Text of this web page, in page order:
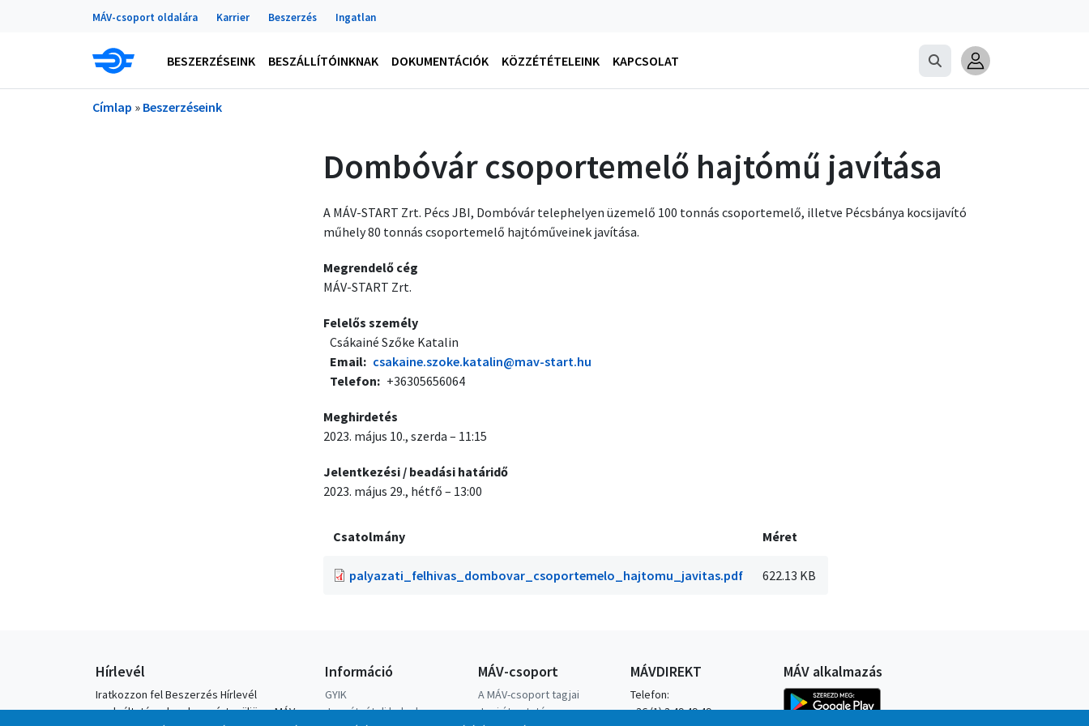
Ugrás a tartalomraPortálok
MÁV-csoport oldalára Karrier Beszerzés Ingatlan
Main navigation
BESZERZÉSEINK BESZÁLLÍTÓINKNAK DOKUMENTÁCIÓK KÖZZÉTÉTELEINK KAPCSOLAT
Morzsa
Címlap Beszerzéseink
Dombóvár csoportemelő hajtómű javítása
A MÁV-START Zrt. Pécs JBI, Dombóvár telephelyen üzemelő 100 tonnás csoportemelő, illetve Pécsbánya kocsijavító
műhely 80 tonnás csoportemelő hajtóműveinek javítása.
Megrendelő cég
MÁV-START Zrt.
Felelős személy
Csákainé Szőke Katalin
Email
csakaine.szoke.katalin@mav-start.hu
Telefon
+36305656064
Meghirdetés
2023. május 10., szerda – 11:15
Jelentkezési / beadási határidő
2023. május 29., hétfő – 13:00
Csatolmány Méret
palyazati_felhivas_dombovar_csoportemelo_hajtomu_javitas.pdf 622.13 KB
Hírlevél
Iratkozzon fel Beszerzés Hírlevél
szolgáltatásunkra, hogy értesüljön a MÁV-
Információ
GYIK
Jegyátvételi helyek
MÁV-csoport
A MÁV-csoport tagjai
Jogi útmutatás
MÁVDIREKT
Telefon:
+36 (1) 3 49 49 49
MÁV alkalmazás
Kép